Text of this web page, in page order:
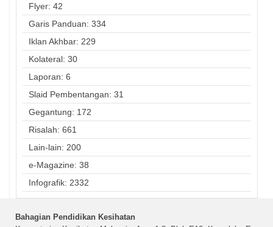
Flyer: 42
Garis Panduan: 334
Iklan Akhbar: 229
Kolateral: 30
Laporan: 6
Slaid Pembentangan: 31
Gegantung: 172
Risalah: 661
Lain-lain: 200
e-Magazine: 38
Infografik: 2332
Bahagian Pendidikan Kesihatan